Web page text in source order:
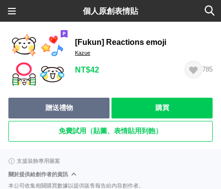
個人原創表情貼
[Fukun] Reactions emoji
Kazue
NT$42 785
贈送禮物 購買
免費試用（貼圖、表情貼用到飽）
支援裝飾專用圖案
關於提供給創作者的資訊
本公司收集相關購買數據以提供販售報告給內容創作者。